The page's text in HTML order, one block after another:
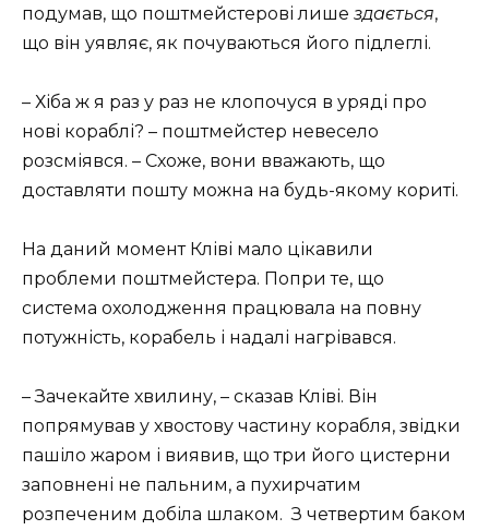
подумав, що поштмейстерові лише здається,
що він уявляє, як почуваються його підлеглі.
– Хіба ж я раз у раз не клопочуся в уряді про
нові кораблі? – поштмейстер невесело
розсміявся. – Схоже, вони вважають, що
доставляти пошту можна на будь-якому кориті.
На даний момент Кліві мало цікавили
проблеми поштмейстера. Попри те, що
система охолодження працювала на повну
потужність, корабель і надалі нагрівався.
– Зачекайте хвилину, – сказав Кліві. Він
попрямував у хвостову частину корабля, звідки
пашіло жаром і виявив, що три його цистерни
заповнені не пальним, а пухирчатим
розпеченим добіла шлаком. З четвертим баком